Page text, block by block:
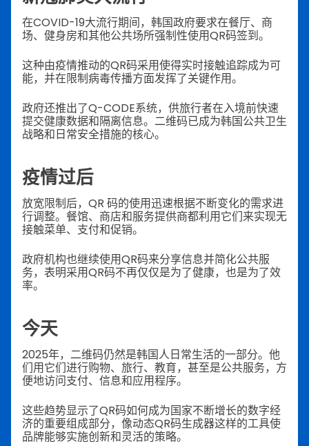
在COVID-19大流行期间，韩国政府要求在餐厅、商
场、健身房和其他公共场所强制性使用QR码签到。
这种由疫情推动的QR码采用使得实时接触追踪成为可
能，并在限制病毒传播方面发挥了关键作用。
政府还推出了Q-CODE系统，供旅行者在入境前快速
提交健康数据和隔离信息。二维码已成为韩国公共卫生
战略和日常安全措施的核心。
疫情过后
放宽限制后，QR 码的使用迅速根据不断变化的需求进
行调整。餐馆、商店和服务提供商都利用它们来实现无
接触菜单、支付和促销。
政府机构也继续使用QR码来分享信息并简化公共服
务，表明采用QR码不再仅仅是为了健康，也是为了效
率。
今天
2025年，二维码仍然是韩国人日常生活的一部分。他
们用它们进行购物、旅行、教育，甚至是公共服务，方
便地访问支付、信息和应用程序。
这些趋势显示了QR码如何成为国家不断增长的数字经
济的重要组成部分，像动态QR码生成器这样的工具使
品牌能够实施创新和灵活的策略。